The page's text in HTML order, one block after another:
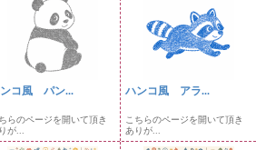
コ風 パン...
らのページを開いて頂き
が...
ハンコ風 アラ...
こちらのページを開いて頂き
ありが...